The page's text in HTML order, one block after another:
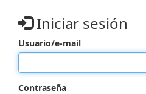
Iniciar sesión
Usuario/e-mail
Contraseña